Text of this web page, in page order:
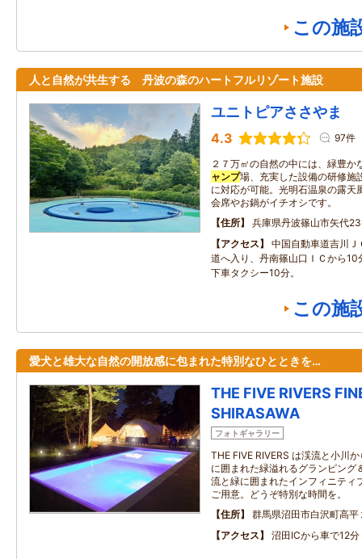
この施
人と自然が共生する 丹波の森のハートフルリゾート施設
ユニトピアささやま
4.3 97件
２７万㎡の自然の中には、緑豊か
ャンプ場、充実した設備の研修施
に対応が可能。光明石温泉の露天
会席やお鍋がイチオシです。
住所
兵庫県丹波篠山市矢代
アクセス
中国自動車道吉川
道へ入り、丹南篠山口ＩＣから10
下車タクシー10分。
この施
愛犬と雄大な自然の開放感に包まれた特別なひとときを…
THE FIVE RIVERS
SHIRASAWA
フォトギャラリー
THE FIVE RIVERS は渓流と小川
に囲まれた緑溢れるグランピング
流と緑に囲まれたインフィニティ
ご用意。どうぞ特別な時間を。
住所
群馬県沼田市白沢町高平
アクセス
沼田ICから車で12分